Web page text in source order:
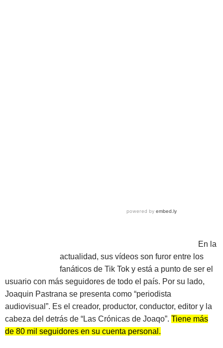
En la
actualidad, sus vídeos son furor entre los
fanáticos de Tik Tok y está a punto de ser el
usuario con más seguidores de todo el país. Por su lado,
Joaquin Pastrana se presenta como “periodista
audiovisual”. Es el creador, productor, conductor, editor y la
cabeza del detrás de “Las Crónicas de Joaqo”. Tiene más
de 80 mil seguidores en su cuenta personal.